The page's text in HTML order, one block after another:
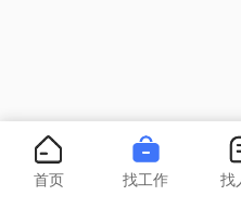
首页 找工作 找